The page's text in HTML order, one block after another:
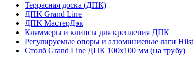
Террасная доска (ДПК)
ДПК Grand Line
ДПК МастерДэк
Кляммеры и клипсы для крепления ДПК
Регулируемые опоры и алюминиевые лаги Hilst
Столб Grand Line ДПК 100х100 мм (на трубу)